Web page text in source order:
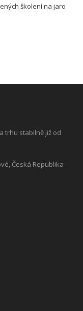
školení na jaro
trhu stabilně již od
Česká Republika